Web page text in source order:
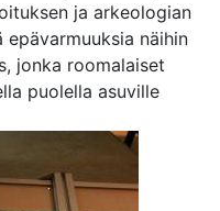
ja arkeologian
näihin
jonka roomalaiset
puolella asuville